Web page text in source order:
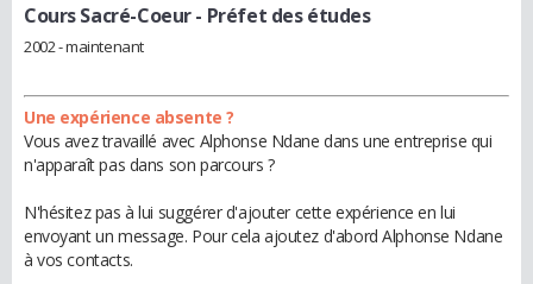
Cours Sacré-Coeur- Préfet des études
2002 - maintenant
Une expérience absente ?
Vous avez travaillé avec Alphonse Ndane dans une entreprise qui
n'apparaît pas dans son parcours ?
N'hésitez pas à lui suggérer d'ajouter cette expérience en lui
envoyant un message. Pour cela ajoutez d'abord Alphonse Ndane
à vos contacts.